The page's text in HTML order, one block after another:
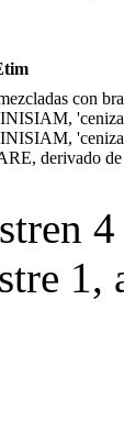
con
derivado
1,